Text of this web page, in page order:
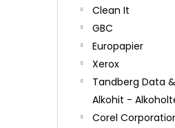
Clean It
GBC
Europapier
Xerox
Tandberg Data
Alkohit -
Corel